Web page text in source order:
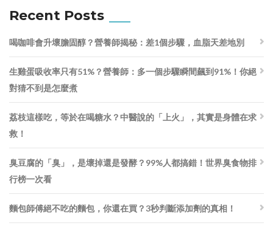
Recent Posts
喝咖啡會升壞膽固醇？營養師揭秘：差1個步驟，血脂天差地別
生雞蛋吸收率只有51%？營養師：多一個步驟瞬間飆到91%！你絕
對猜不到是怎麼煮
荔枝這樣吃，等於在喝糖水？中醫說的「上火」，其實是身體在求
救！
臭豆腐的「臭」，是壞掉還是發酵？99%人都搞錯！世界臭食物排
行榜一次看
麵包師傅絕不吃的麵包，你還在買？3秒判斷添加劑的真相！